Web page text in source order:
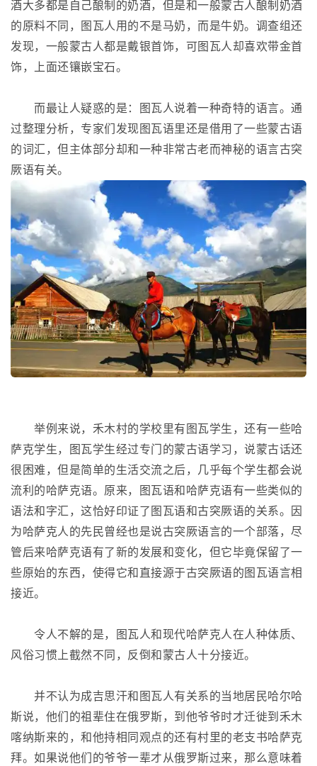
酒大多都是自己酿制的奶酒，但是和一般蒙古人酿制奶酒
的原料不同，图瓦人用的不是马奶，而是牛奶。调查组还
发现，一般蒙古人都是戴银首饰，可图瓦人却喜欢带金首
饰，上面还镶嵌宝石。
而最让人疑惑的是：图瓦人说着一种奇特的语言。通
过整理分析，专家们发现图瓦语里还是借用了一些蒙古语
的词汇，但主体部分却和一种非常古老而神秘的语言古突
厥语有关。
举例来说，禾木村的学校里有图瓦学生，还有一些哈
萨克学生，图瓦学生经过专门的蒙古语学习，说蒙古话还
很困难，但是简单的生活交流之后，几乎每个学生都会说
流利的哈萨克语。原来，图瓦语和哈萨克语有一些类似的
语法和字汇，这恰好印证了图瓦语和古突厥语的关系。因
为哈萨克人的先民曾经也是说古突厥语言的一个部落，尽
管后来哈萨克语有了新的发展和变化，但它毕竟保留了一
些原始的东西，使得它和直接源于古突厥语的图瓦语言相
接近。
令人不解的是，图瓦人和现代哈萨克人在人种体质、
风俗习惯上截然不同，反倒和蒙古人十分接近。
并不认为成吉思汗和图瓦人有关系的当地居民哈尔哈
斯说，他们的祖辈住在俄罗斯，到他爷爷时才迁徙到禾木
喀纳斯来的，和他持相同观点的还有村里的老支书哈萨克
拜。如果说他们的爷爷一辈才从俄罗斯过来，那么意味着